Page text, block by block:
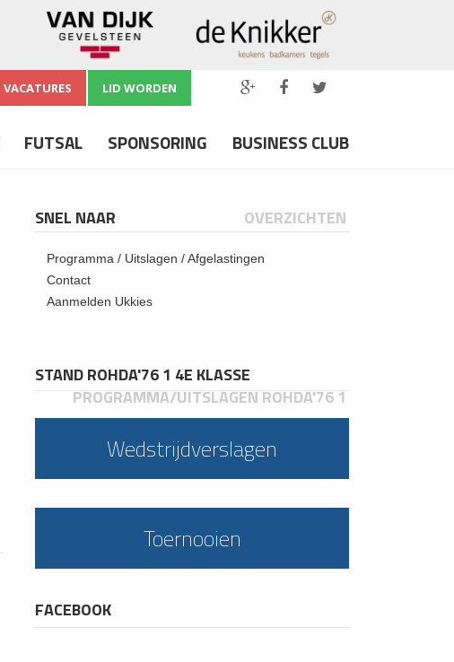
VACATURES LID WORDEN
FUTSAL SPONSORING BUSINESS CLUB
SNEL NAAR OVERZICHTEN
Programma / Uitslagen / Afgelastingen
Contact
Aanmelden Ukkies
STAND ROHDA'76 1 4E KLASSE
PROGRAMMA/UITSLAGEN ROHDA'76 1
Wedstrijdverslagen
Toernooien
FACEBOOK